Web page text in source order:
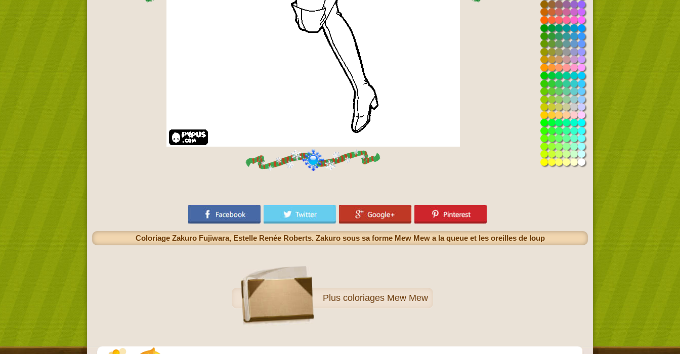
Coloriage Zakuro Fujiwara, Estelle Renée Roberts. Zakuro sous sa forme Mew Mew a la queue et les oreilles de loup
Plus coloriages Mew Mew